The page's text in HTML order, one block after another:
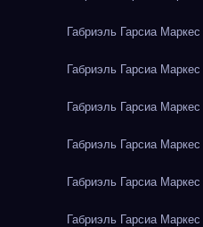
Габриэль Гарсиа
Габриэль Гарсиа
Габриэль Гарсиа
Габриэль Гарсиа
Габриэль Гарсиа
Габриэль Гарсиа